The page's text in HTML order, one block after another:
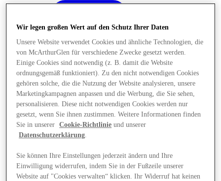
Angebote
Wir legen großen Wert auf den Schutz Ihrer Daten
Unsere Website verwendet Cookies und ähnliche Technologien, die
von McArthurGlen für verschiedene Zwecke gesetzt werden.
Einige Cookies sind notwendig (z. B. damit die Website
ordnungsgemäß funktioniert). Zu den nicht notwendigen Cookies
gehören solche, die die Nutzung der Website analysieren, unsere
Marketingkampagnen anpassen und die Werbung, die Sie sehen,
personalisieren. Diese nicht notwendigen Cookies werden nur
gesetzt, wenn Sie ihnen zustimmen. Weitere Informationen finden
Sie in unserer
Cookie-Richtlinie und unserer
Datenschutzerklärung.
Sie können Ihre Einstellungen jederzeit ändern und Ihre
Einwilligung widerrufen, indem Sie in der Fußzeile unserer
Website auf "Cookies verwalten“ klicken. Ihr Widerruf hat keinen